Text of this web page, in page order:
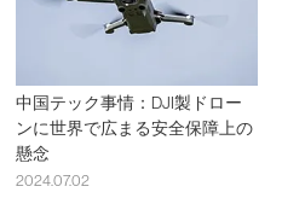
中国テック事情：DJI製ドロー
ンに世界で広まる安全保障上の
懸念
2024.07.02